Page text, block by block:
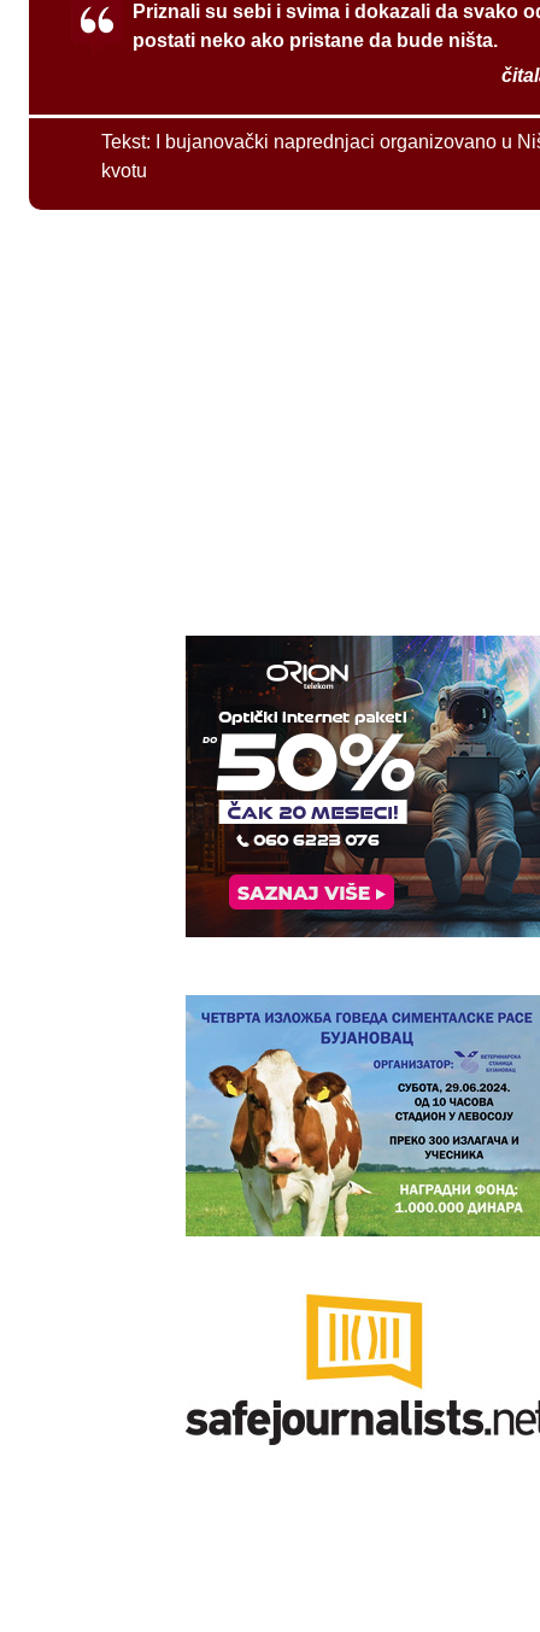
Priznali su sebi i svima i dokazali da svako
postati neko ako pristane da bude ništa.
Tekst:
I bujanovački naprednjaci organizovano u
kvotu